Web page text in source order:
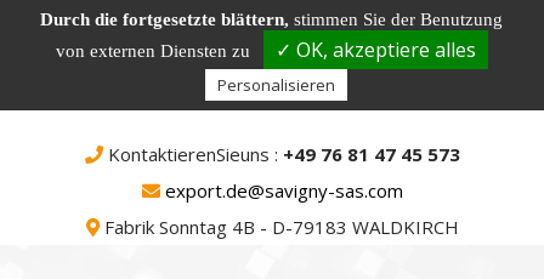
KontaktierenSieuns : +49 76 81 47 45 573
export.de@savigny-sas.com
Fabrik Sonntag 4B - D-79183 WALDKIRCH
Durch die fortgesetzte blättern, stimmen Sie der Benutzung
von externen Diensten zu
✓ OK, akzeptiere alles
Personalisieren